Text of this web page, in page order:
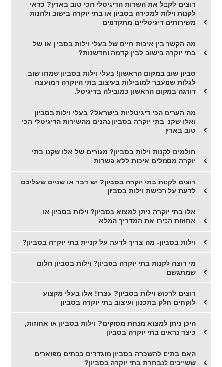
רוצים לקבל את השרות הדיגיטלי הכי טוב בארץ? כדאי
לקנות וילות למכירה בסביון או בתי יוקרה בישוב ולהנות
משירותים דיגיטליים מתקדמים
מה הקשר בין איכות חיים של בעלי וילות בסביון או של
בתי יוקרה בישוב לבין קדמה וחדשנות?
סביון שוב במקום הראשון! בעלי וילות בסביון שמחו שוב
לגלות שמעבר למובילות בעיצוב בתי היוקרה המועצה
דורגה במקום הראשון כמובילה בדיגיטל.
מה הערים הכי דיגיטליות בישראל? בעלי וילות בסביון
ואלו שקנו בתי יוקרה בסביון נהנים מהשירות הדיגיטלי הכי
טוב בארץ
חולמים לקנות וילות בסביון? מגורים של אלו שקנו בתי
יוקרה מסמלים איכות ללא פשרות
רוצים לקנות בתי יוקרה בסביון? יש דבר או שניים שעליכם
לדעת על רכישת וילות בסביון
אלו בתי יוקרה ניתן למצוא בסביון? וילות בסביון או
אחוזות הכירו את המדריך המלא
וילות בסביון- מה צריך לדעת על קניית בתי יוקרה בסביון?
מי רוצה לקנות בתי יוקרה בסביון? וילות בסביון חלום
שמתגשם
רוצים לרכוש וילות בסביון? עצרו! אלו בעלי מקצוע
לוקחים חלק בתכנון ועיצוב בתי יוקרה בסביון
היכן ניתן למצוא מנחת מסוקים? וילות בסביון או אחוזות,
כיצד נראים בתי יוקרה בסביון
האם בתים להשכרה בסביון מוגדרים כבתים מפוארים
ששייכים לנבחרת בתי יוקרה בסביון?